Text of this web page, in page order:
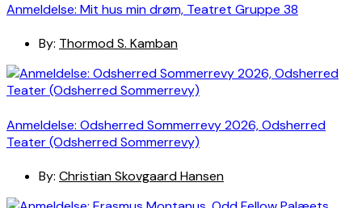
Anmeldelse: Mit hus min drøm, Teatret Gruppe 38
By: Thormod S. Kamban
Anmeldelse: Odsherred Sommerrevy 2026, Odsherred
Teater (Odsherred Sommerrevy)
By: Christian Skovgaard Hansen